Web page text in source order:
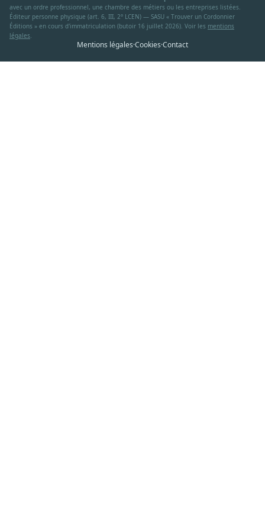
avec un ordre professionnel, une chambre des métiers ou les entreprises listées.
Éditeur personne physique (art. 6, III, 2° LCEN) — SASU « Trouver un Cordonnier
Éditions » en cours d'immatriculation (butoir 16 juillet 2026). Voir les mentions
légales.
Mentions légales·Cookies·Contact